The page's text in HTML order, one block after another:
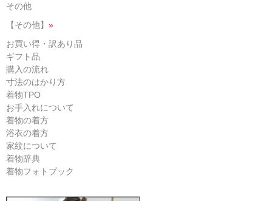
その他
【その他】 »
お買い得・訳あり品
ギフト品
購入の流れ
寸法のはかり方
着物TPO
お手入れについて
着物の着方
浴衣の着方
家紋について
着物辞典
着物フォトブック